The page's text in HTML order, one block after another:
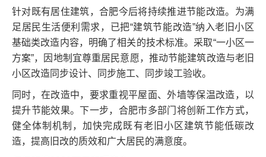
针对既有居住建筑，合肥今后将持续推进节能改造。为满
足居民生活便利需求，已把“建筑节能改造”纳入老旧小区
基础类改造内容，明确了相关的技术标准。采取“一小区一
方案”，因地制宜尊重居民意愿，推动节能建筑改造与老旧
小区改造同步设计、同步施工、同步竣工验收。
同时，在改造中，要求重视平屋面、外墙等保温改造，以
提升节能效果。下一步，合肥市多部门将创新工作方式，
健全体制机制，加快完成既有老旧小区建筑节能低碳改
造，提高旧改的质效和广大居民的满意度。